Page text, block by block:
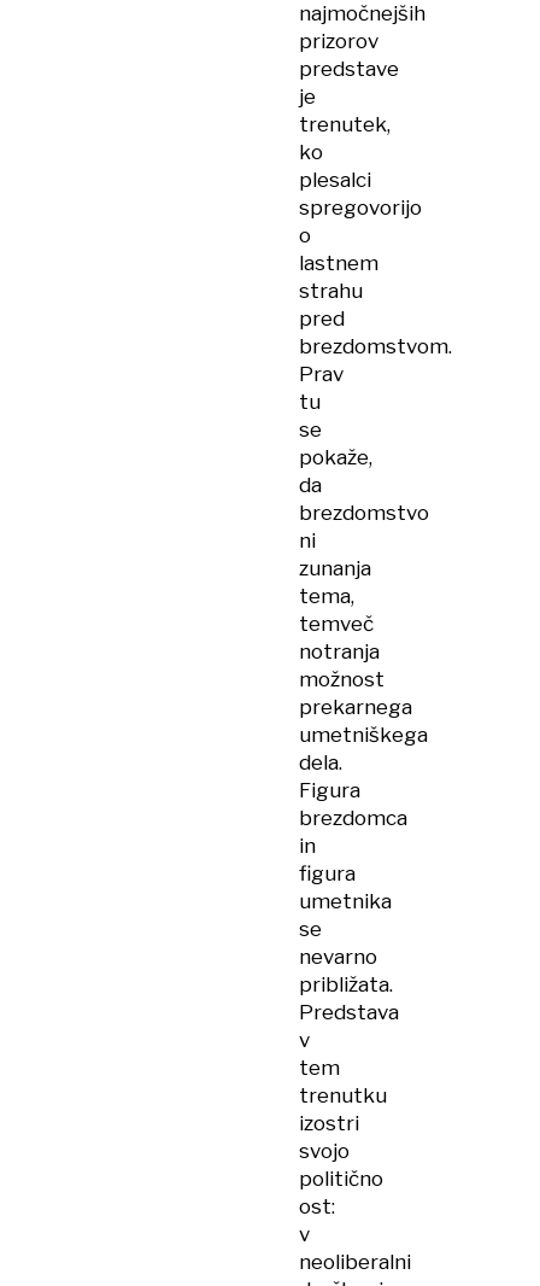
najmočnejših
prizorov
predstave
je
trenutek,
ko
plesalci
spregovorijo
o
lastnem
strahu
pred
brezdomstvom.
Prav
tu
se
pokaže,
da
brezdomstvo
ni
zunanja
tema,
temveč
notranja
možnost
prekarnega
umetniškega
dela.
Figura
brezdomca
in
figura
umetnika
se
nevarno
približata.
Predstava
v
tem
trenutku
izostri
svojo
politično
ost:
v
neoliberalni